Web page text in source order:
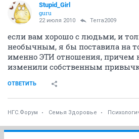
Stupid_Girl
guru
22 июля 2010 Terra2009
если вам хорошо с людьми, и
необычным, я бы поставила на
именно ЭТИ отношения, причем
изменили собственным
ОТВЕТИТЬ
НГС.Форум Семья Здоровье